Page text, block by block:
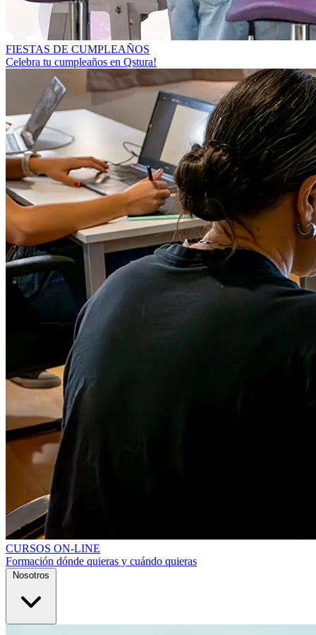
FIESTAS DE CUMPLEAÑOS
Celebra tu cumpleaños en Qstura!
CURSOS ON-LINE
Formación dónde quieras y cuándo quieras
Nosotros